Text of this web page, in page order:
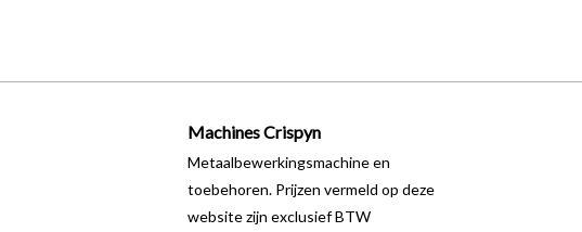
Machines Crispyn
Metaalbewerkingsmachine en
toebehoren. Prijzen vermeld op deze
website zijn exclusief BTW